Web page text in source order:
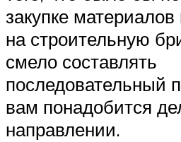
закупке
на строительную
смело составлять
последовательный
вам понадобится
направлении.